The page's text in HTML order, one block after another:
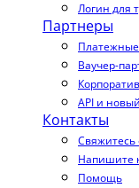
Логин для
Партнеры
Ваучер-
API и
Контакты
Свяжитесь
Напишите
Помощь